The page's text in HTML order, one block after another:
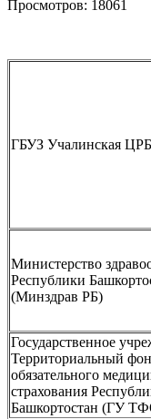
Просмотров: 18061
ГБУЗ Учалинская ЦРБ
Министерство
Республики
(Минздрав РБ)
Государственное
Территориальный
обязательного
страхования
Башкортостан (ГУ